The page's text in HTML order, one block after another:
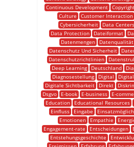
Continuous Development
Culture
Customer Interaction
Cybersicherheit
Data Centers
Data Protection
Dateiformat
Datenmengen
Datenqualität
Datenschutz Und Sicherheit
Datenschutzrichtlinien
Deep Learning
Deutschland
Diagnosestellung
Digital
Digitale Sichtbarkeit
Direkt
Dsgvo
E-book E-business E-
Education
Educational Resources
Einfluss
Eingabe
Emotionen
Empathie
Engagement-rate
Entscheidungen
Entstehungsgeschichte